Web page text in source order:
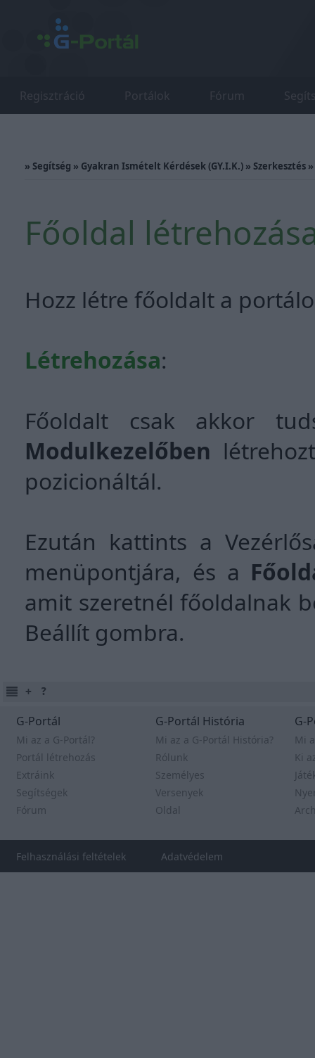
Regisztráció Portálok Fórum
» Segítség » Gyakran Ismételt Kérdések (GY.I.K.) » Szerkesztés »
Főoldal
Hozz létre főoldalt a
Létrehozása:
Főoldalt csak akkor
Modulkezelőben
pozicionáltál.
Ezután kattints a
menüpontjára, és a
amit szeretnél főoldalnak
Beállít gombra.
G-Portál
Mi az a G-Portál?
Portál létrehozás
Extráink
Segítségek
Fórum
G-Portál História
Mi az a G-Portál História?
Rólunk
Személyes
Versenyek
Oldal
G-
Mi
Ki
Felhasználási feltételek Adatvédelem